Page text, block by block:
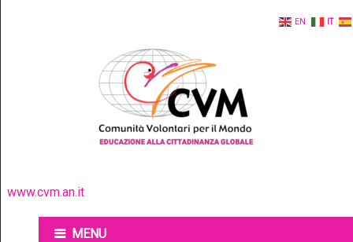
www.cvm.an.it
MENU
EN IT